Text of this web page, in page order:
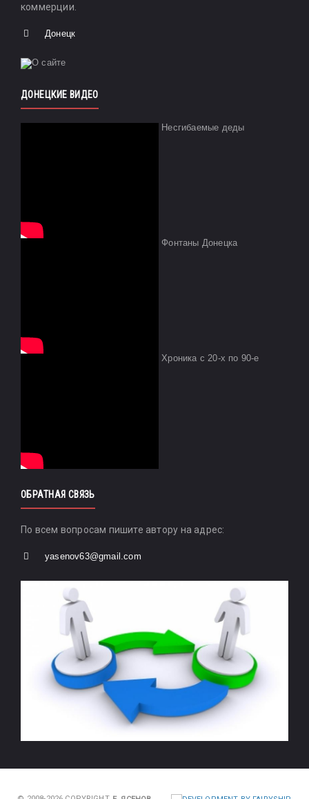
коммерции.
Донецк
ДОНЕЦКИЕ ВИДЕО
Несгибаемые деды
Фонтаны Донецка
Хроника с 20-х по 90-е
ОБРАТНАЯ СВЯЗЬ
По всем вопросам пишите автору на адрес:
yasenov63@gmail.com